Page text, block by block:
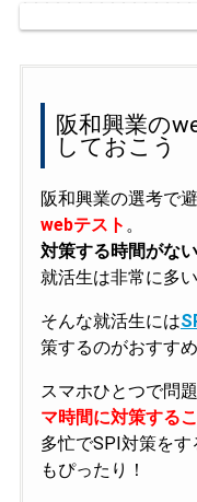
阪和興業の
しておこう
阪和興業の選考で
webテスト 。
対策する時間がな
就活生は非常に多い
そんな就活生には
策するのがおすすめ
スマホひとつで問
マ時間に対策する
多忙でSPI対策を
もぴったり！